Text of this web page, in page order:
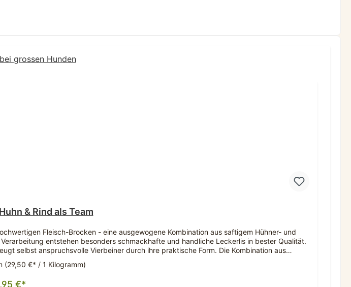
grossen Hunden
& Rind als Team
Fleisch-Brocken - eine ausgewogene Kombination aus saftigem Hühner- und
entstehen besonders schmackhafte und handliche Leckerlis in bester Qualität.
selbst anspruchsvolle Vierbeiner durch ihre praktische Form. Die Kombination aus
im Alltag. Der geringe Fettgehalt und die Ergänzung mit ausgewähltem
oder Spaziergängen sind diese Leckerlis dank ihrer praktischen Größe und guten
(29,50 €* / 1 Kilogramm)
€*